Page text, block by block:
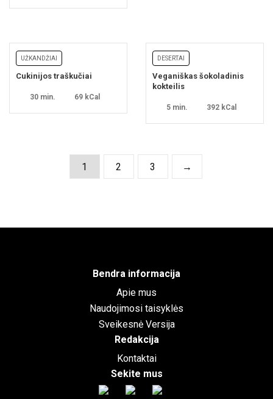
UŽKANDŽIAI
Cukinijos traškučiai
30 min. 69 kCal
DESERTAI
Veganiškas šokoladinis
kokteilis
5 min. 392 kCal
1 2 3 →
Bendra informacija
Apie mus
Naudojimosi taisyklės
Sveikesnė Versija
Redakcija
Kontaktai
Sekite mus